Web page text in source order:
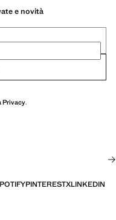
e novità
Privacy.
PINTERESTXLINKEDIN